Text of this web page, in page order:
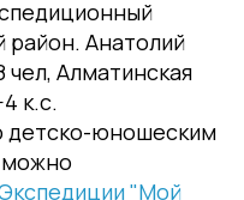
район. Анатолий
Алматинская
к.с.
детско-юношеским
можно
"Мой